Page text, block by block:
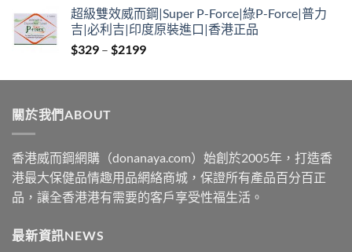
$379
through
$2229
超級雙效威而鋼|Super P-Force|綠P-Force|普力
吉|必利吉|印度原裝進口|香港正品
$329 – $2199Price
$329
關於我們ABOUT
香港威而鋼網購（donanaya.com）始創於2005年，打造香
港最大保健品情趣用品網絡商城，保證所有產品百分百正
品，讓全香港港有需要的客戶享受性福生活。
最新資訊NEWS